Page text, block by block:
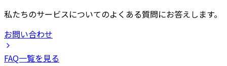
私たちのサービスについてのよくある質問にお答えします。
お問い合わせ
FAQ一覧を見る